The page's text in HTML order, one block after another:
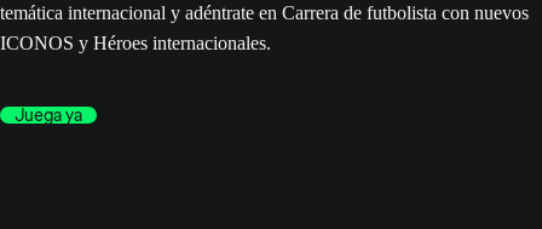
temática internacional y adéntrate en Carrera de futbolista con nuevos
ICONOS y Héroes internacionales.
Juega ya